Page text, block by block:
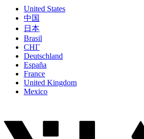
United States
中国
日本
Brasil
СНГ
Deutschland
España
France
United Kingdom
Mexico